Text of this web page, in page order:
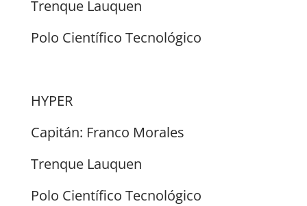
Trenque Lauquen
Polo Científico Tecnológico
HYPER
Capitán: Franco Morales
Trenque Lauquen
Polo Científico Tecnológico